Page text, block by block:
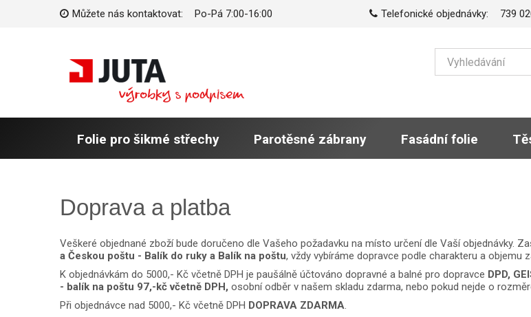
Můžete nás kontaktovat: Po-Pá 7:00-16:00 Telefonické objednávky: 739
Folie pro šikmé střechy Parotěsné zábrany Fasádní folie
Doprava a platba
Veškeré objednané zboží bude doručeno dle Vašeho požadavku na místo určení dle Vaší objednávky.
a Českou poštu - Balík do ruky a Balík na poštu, vždy vybíráme dopravce podle charakteru a objemu
K objednávkám do 5000,- Kč včetně DPH je paušálně účtováno dopravné a balné pro dopravce DPD,
- balík na poštu 97,-kč včetně DPH, osobní odběr v našem skladu zdarma, nebo pokud nejde o
Při objednávce nad 5000,- Kč včetně DPH DOPRAVA ZDARMA.